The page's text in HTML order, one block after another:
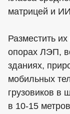
матрицей и
Разместить
опорах ЛЭП,
зданиях,
мобильных
грузовиков в
в 10-15